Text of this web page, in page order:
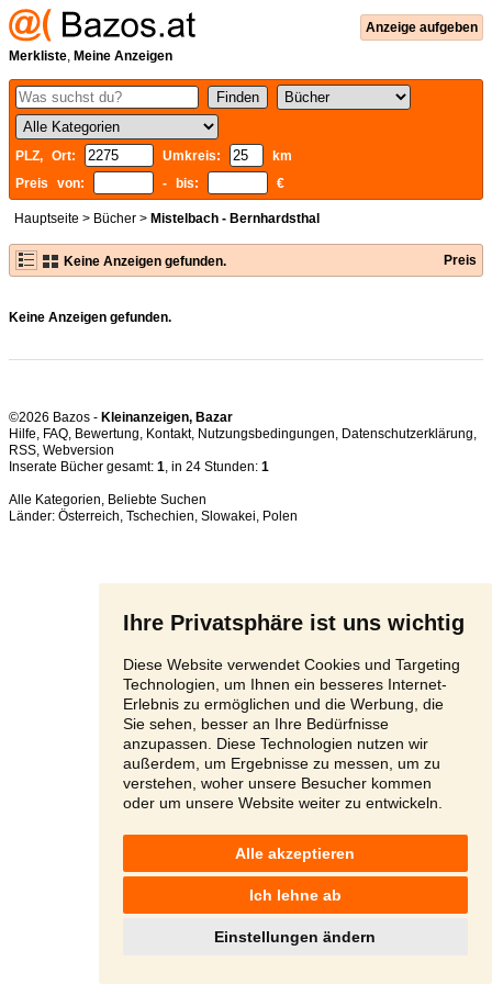
Ihre Privatsphäre ist uns wichtig
Diese Website verwendet Cookies und Targeting
Technologien, um Ihnen ein besseres Internet-
Erlebnis zu ermöglichen und die Werbung, die
Sie sehen, besser an Ihre Bedürfnisse
anzupassen. Diese Technologien nutzen wir
außerdem, um Ergebnisse zu messen, um zu
verstehen, woher unsere Besucher kommen
oder um unsere Website weiter zu entwickeln.
Alle akzeptieren
Ich lehne ab
Einstellungen ändern
Anzeige aufgeben
Merkliste, Meine Anzeigen
PLZ, Ort: Umkreis:
km
Preis von:
- bis: €
Hauptseite > Bücher > Mistelbach - Bernhardsthal
Keine Anzeigen gefunden. Preis
Keine Anzeigen gefunden.
©2026 Bazos - Kleinanzeigen, Bazar
Hilfe, FAQ, Bewertung, Kontakt, Nutzungsbedingungen, Datenschutzerklärung,
RSS,
Inserate Bücher gesamt: 1, in 24 Stunden: 1
Alle Kategorien, Beliebte Suchen
Länder: Österreich, Tschechien, Slowakei, Polen